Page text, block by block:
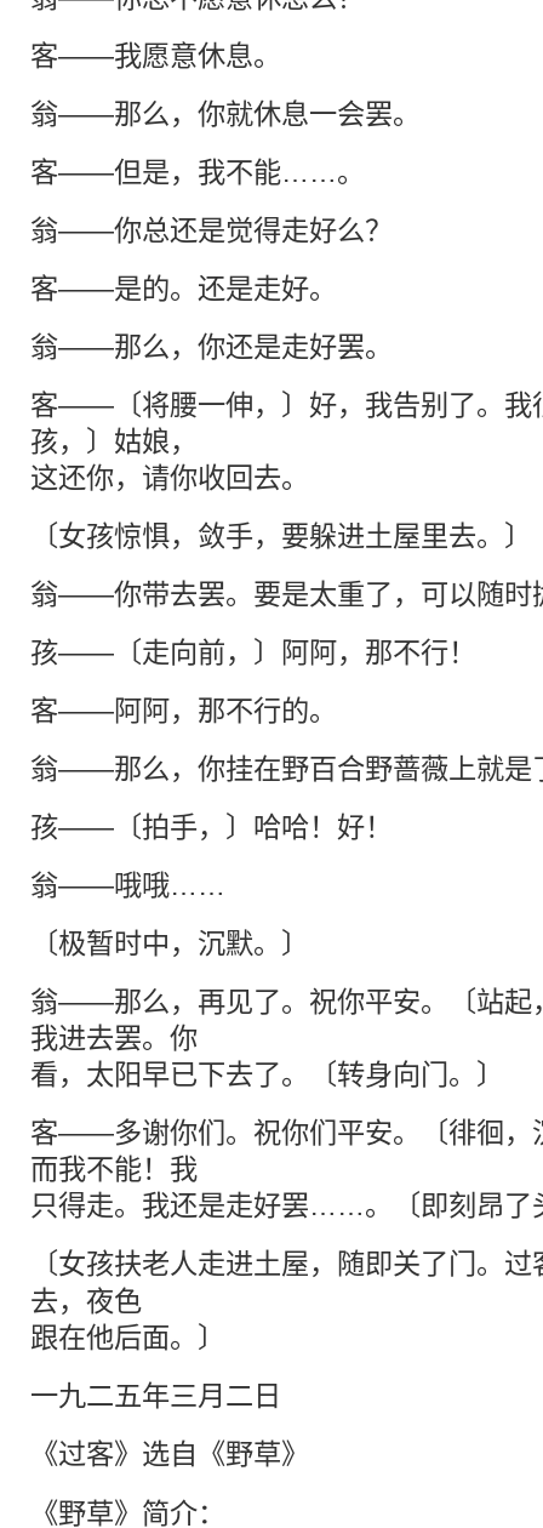
客——我愿意休息。
翁——那么，你就休息一会罢。
客——但是，我不能……。
翁——你总还是觉得走好么？
客——是的。还是走好。
翁——那么，你还是走好罢。
客——〔将腰一伸，〕好，我告别了。我
孩，〕姑娘，
这还你，请你收回去。
〔女孩惊惧，敛手，要躲进土屋里去。〕
翁——你带去罢。要是太重了，可以随时
孩——〔走向前，〕阿阿，那不行！
客——阿阿，那不行的。
翁——那么，你挂在野百合野蔷薇上就是
孩——〔拍手，〕哈哈！好！
翁——哦哦……
〔极暂时中，沉默。〕
翁——那么，再见了。祝你平安。〔站起
我进去罢。你
看，太阳早已下去了。〔转身向门。〕
客——多谢你们。祝你们平安。〔徘徊，
而我不能！我
只得走。我还是走好罢……。〔即刻昂了
〔女孩扶老人走进土屋，随即关了门。 过
去，夜色
跟在他后面。〕
一九二五年三月二日
《过客》选自《野草》
《野草》简介：